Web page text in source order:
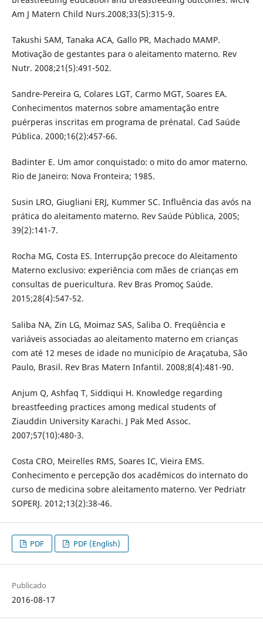
Am J Matern Child Nurs.2008;33(5):315-9.
Takushi SAM, Tanaka ACA, Gallo PR, Machado MAMP.
Motivação de gestantes para o aleitamento materno. Rev
Nutr. 2008;21(5):491-502.
Sandre-Pereira G, Colares LGT, Carmo MGT, Soares EA.
Conhecimentos maternos sobre amamentação entre
puérperas inscritas em programa de prénatal. Cad Saúde
Pública. 2000;16(2):457-66.
Badinter E. Um amor conquistado: o mito do amor materno.
Rio de Janeiro: Nova Fronteira; 1985.
Susin LRO, Giugliani ERJ, Kummer SC. Influência das avós na
prática do aleitamento materno. Rev Saúde Pública, 2005;
39(2):141-7.
Rocha MG, Costa ES. Interrupção precoce do Aleitamento
Materno exclusivo: experiência com mães de crianças em
consultas de puericultura. Rev Bras Promoç Saúde.
2015;28(4):547-52.
Saliba NA, Zin LG, Moimaz SAS, Saliba O. Freqüência e
variáveis associadas ao aleitamento materno em crianças
com até 12 meses de idade no município de Araçatuba, São
Paulo, Brasil. Rev Bras Matern Infantil. 2008;8(4):481-90.
Anjum Q, Ashfaq T, Siddiqui H. Knowledge regarding
breastfeeding practices among medical students of
Ziauddin University Karachi. J Pak Med Assoc.
2007;57(10):480-3.
Costa CRO, Meirelles RMS, Soares IC, Vieira EMS.
Conhecimento e percepção dos acadêmicos do internato do
curso de medicina sobre aleitamento materno. Ver Pedriatr
SOPERJ. 2012;13(2):38-46.
PDF PDF (English)
Publicado
2016-08-17